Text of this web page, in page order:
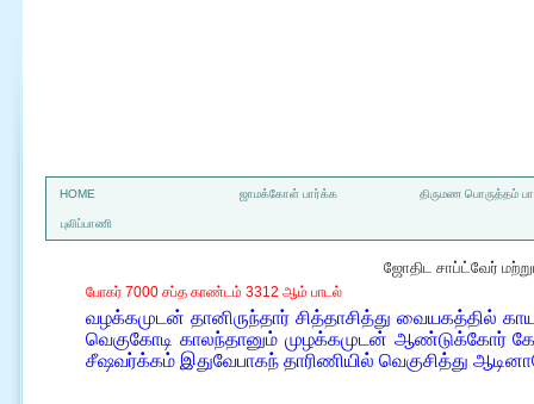
HOME ஜாமக்கோள் பார்க்க திருமண பொருத்தம்
புலிப்பாணி
ஜோதிட சாப்ட்வேர்
போகர் 7000 சப்த காண்டம் 3312 ஆம் பாடல்
வழக்கமுடன் தானிருந்தார் சித்தாசித்து வையகத்தில்
வெகுகோடி காலந்தானும் முழக்கமுடன் ஆண்டுக்கோர்
சீஷவர்க்கம் இதுவேபாகந் தாரிணியில் வெகுசித்து